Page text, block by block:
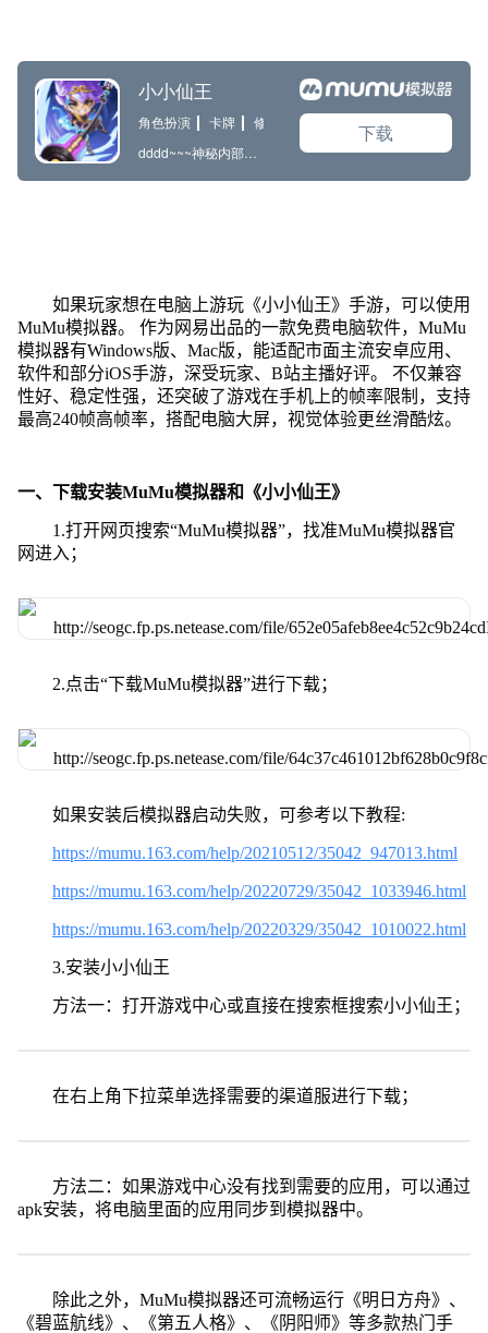
如果玩家想在电脑上游玩《小小仙王》手游，可以使用
MuMu模拟器。 作为网易出品的一款免费电脑软件，MuMu
模拟器有Windows版、Mac版，能适配市面主流安卓应用、
软件和部分iOS手游，深受玩家、B站主播好评。 不仅兼容
性好、稳定性强，还突破了游戏在手机上的帧率限制，支持
最高240帧高帧率，搭配电脑大屏，视觉体验更丝滑酷炫。
一、下载安装MuMu模拟器和《小小仙王》
1.打开网页搜索“MuMu模拟器”，找准MuMu模拟器官
网进入；
2.点击“下载MuMu模拟器”进行下载；
如果安装后模拟器启动失败，可参考以下教程:
https://mumu.163.com/help/20210512/35042_947013.html
https://mumu.163.com/help/20220729/35042_1033946.html
https://mumu.163.com/help/20220329/35042_1010022.html
3.安装小小仙王
方法一：打开游戏中心或直接在搜索框搜索小小仙王；
在右上角下拉菜单选择需要的渠道服进行下载；
方法二：如果游戏中心没有找到需要的应用，可以通过
apk安装，将电脑里面的应用同步到模拟器中。
除此之外，MuMu模拟器还可流畅运行《明日方舟》、
《碧蓝航线》、《第五人格》、《阴阳师》等多款热门手